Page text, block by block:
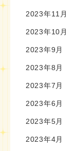
2023年11月
2023年10月
2023年9月
2023年8月
2023年7月
2023年6月
2023年5月
2023年4月